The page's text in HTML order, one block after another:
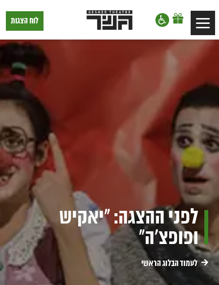
דלג לסרגל הניווט
דלג לתוכן
Toggle
navigation
תיאטרון
גשר,
לוח הצגות
לפני ההצגה: "יאקיש
ופופצ'ה"
לעמוד הבלוג הראשי